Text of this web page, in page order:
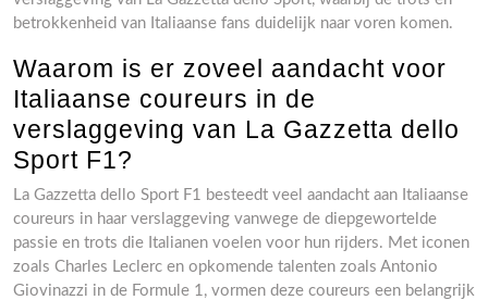
betrokkenheid van Italiaanse fans duidelijk naar voren komen.
Waarom is er zoveel aandacht voor
Italiaanse coureurs in de
verslaggeving van La Gazzetta dello
Sport F1?
La Gazzetta dello Sport F1 besteedt veel aandacht aan Italiaanse
coureurs in haar verslaggeving vanwege de diepgewortelde
passie en trots die Italianen voelen voor hun rijders. Met iconen
zoals Charles Leclerc en opkomende talenten zoals Antonio
Giovinazzi in de Formule 1, vormen deze coureurs een belangrijk